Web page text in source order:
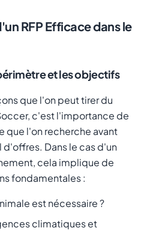
RFP Efficace dans le
et les objectifs
que l'on peut tirer du
c'est l'importance de
que l'on recherche avant
Dans le cas d'un
cela implique de
fondamentales :
est nécessaire ?
climatiques et